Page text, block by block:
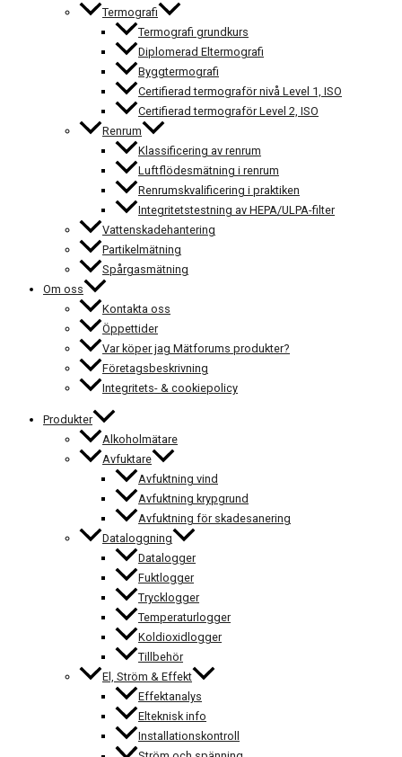
Termografi
Termografi grundkurs
Diplomerad Eltermografi
Byggtermografi
Certifierad termograför nivå Level 1, ISO
Certifierad termograför Level 2, ISO
Renrum
Klassificering av renrum
Luftflödesmätning i renrum
Renrumskvalificering i praktiken
Integritetstestning av HEPA/ULPA-filter
Vattenskadehantering
Partikelmätning
Spårgasmätning
Om oss
Kontakta oss
Öppettider
Var köper jag Mätforums produkter?
Företagsbeskrivning
Integritets- & cookiepolicy
Produkter
Alkoholmätare
Avfuktare
Avfuktning vind
Avfuktning krypgrund
Avfuktning för skadesanering
Dataloggning
Datalogger
Fuktlogger
Trycklogger
Temperaturlogger
Koldioxidlogger
Tillbehör
El, Ström & Effekt
Effektanalys
Elteknisk info
Installationskontroll